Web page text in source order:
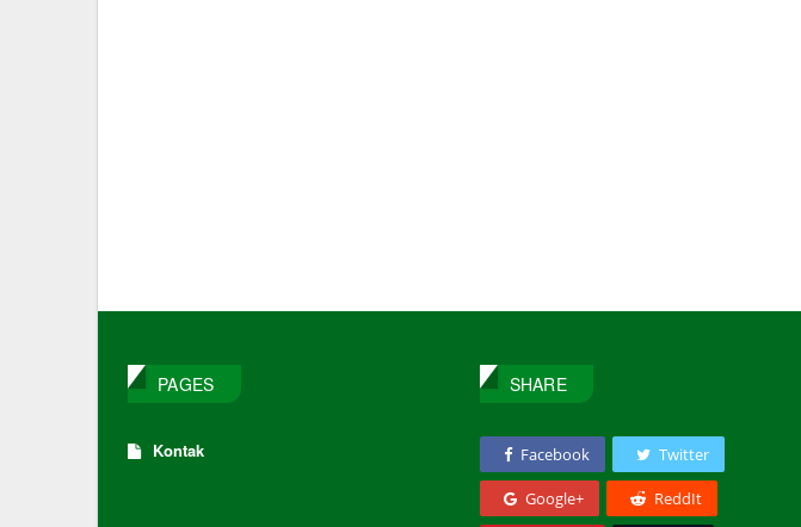
PAGES
Kontak
SHARE
Facebook Twitter
Google+ ReddIt